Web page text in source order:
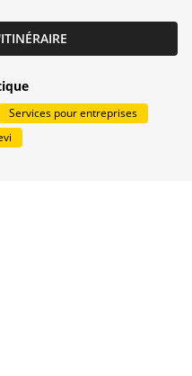
Services pour entreprises